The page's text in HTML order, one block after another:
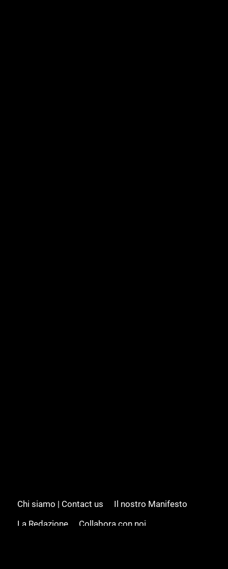
Chi siamo | Contact us
Il nostro Manifesto
La Redazione
Collabora con noi